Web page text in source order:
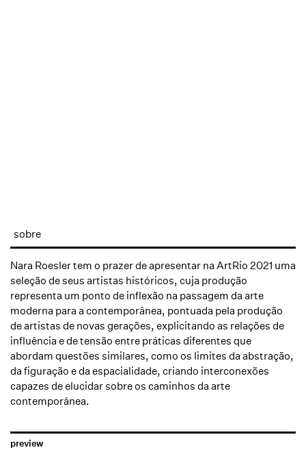
sobre
Nara Roesler tem o prazer de apresentar na ArtRio 2021 uma
seleção de seus artistas históricos, cuja produção
representa um ponto de inflexão na passagem da arte
moderna para a contemporânea, pontuada pela produção
de artistas de novas gerações, explicitando as relações de
influência e de tensão entre práticas diferentes que
abordam questões similares, como os limites da abstração,
da figuração e da espacialidade, criando interconexões
capazes de elucidar sobre os caminhos da arte
contemporânea.
preview